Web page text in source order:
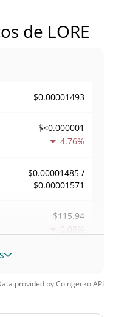
de LORE
$0.00001493
$<0.000001
4.76%
$0.00001485 /
$0.00001571
$115.94
0.08%
provided byCoingeckoAPI